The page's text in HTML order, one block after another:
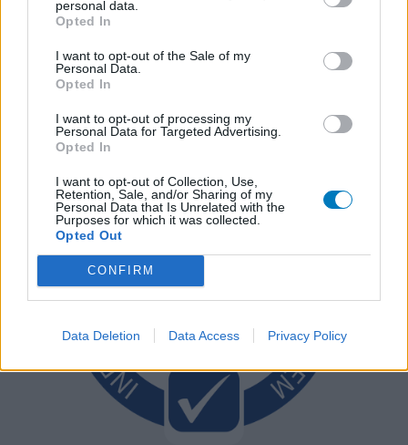
personal data.
Opted In
I want to opt-out of the Sale of my
Personal Data.
Opted In
I want to opt-out of processing my
Personal Data for Targeted Advertising.
Opted In
I want to opt-out of Collection, Use,
Retention, Sale, and/or Sharing of my
Personal Data that Is Unrelated with the
Purposes for which it was collected.
Opted Out
CONFIRM
Data Deletion Data Access Privacy Policy